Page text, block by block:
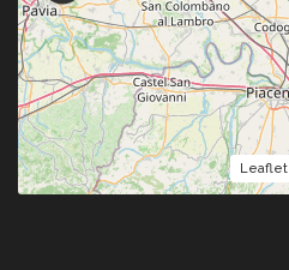
Leaflet